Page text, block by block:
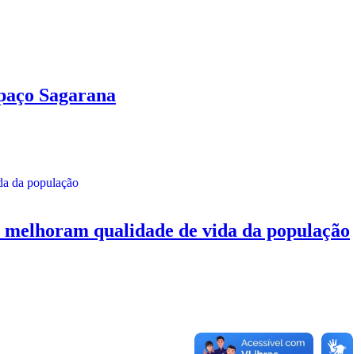
Sagarana
qualidade de vida da população